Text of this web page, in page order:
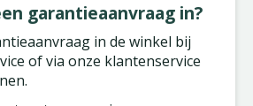
garantieaanvraag in?
in de winkel bij
of via onze klantenservice